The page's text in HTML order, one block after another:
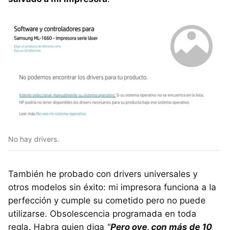
No hay drivers.
También he probado con drivers universales y
otros modelos sin éxito: mi impresora funciona a la
perfección y cumple su cometido pero no puede
utilizarse. Obsolescencia programada en toda
regla. Habra quien diga "Pero oye, con más de 10